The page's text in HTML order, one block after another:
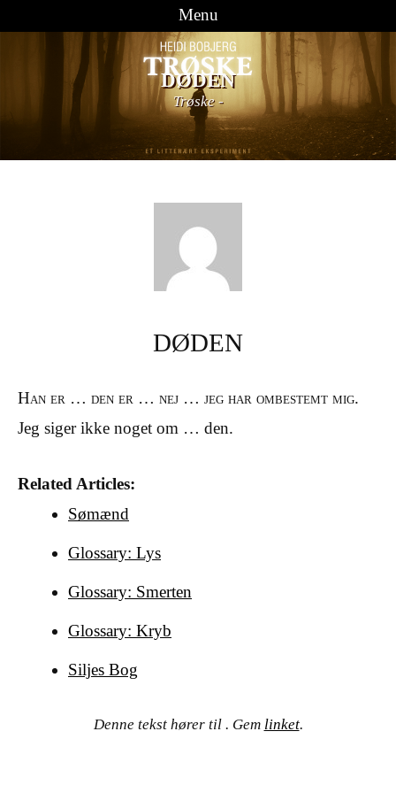
Menu
Videre til indhold
DØDEN
Trøske-
DØDEN
Han er … den er … nej … jeg har ombestemt mig.
Jeg siger ikke noget om … den.
Related Articles:
Sømænd
Glossary: Lys
Glossary: Smerten
Glossary: Kryb
Siljes Bog
Denne tekst hører til . Gem linket.